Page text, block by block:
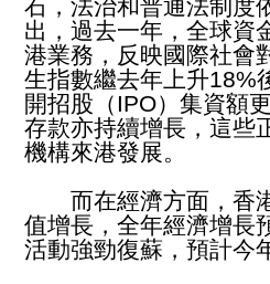
石，法治和普通法制度
出，過去一年，全球資
港業務，反映國際社會
生指數繼去年上升18%
開招股（IPO）集資額
存款亦持續增長，這些
機構來港發展。
而在經濟方面，香港
值增長，全年經濟增長
活動強勁復蘇，預計今